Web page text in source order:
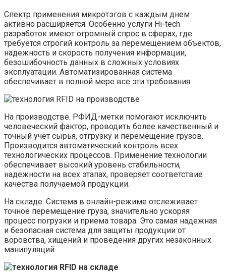
Спектр применения микротэгов с каждым днем
активно расширяется. Особенно услуги Hi-tech
разработок имеют огромный спрос в сферах, где
требуется строгий контроль за перемещением объектов,
надежность и скорость получения информации,
безошибочность данных в сложных условиях
эксплуатации. Автоматизированная система
обеспечивает в полной мере все эти требования.
На производстве. РФИД-метки помогают исключить
человеческий фактор, проводить более качественный и
точный учет сырья, отгрузку и перемещение грузов.
Производится автоматический контроль всех
технологических процессов. Применение технологии
обеспечивает высокий уровень стабильности,
надежности на всех этапах, проверяет соответствие
качества получаемой продукции.
На складе. Система в онлайн-режиме отслеживает
точное перемещение груза, значительно ускоряя
процесс погрузки и приема товара. Это самая надежная
и безопасная система для защиты продукции от
воровства, хищений и проведения других незаконных
манипуляций.